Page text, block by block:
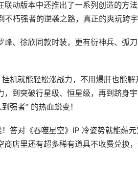
动版本中还推出了一系列创造的方
朽强者的逆袭之路，真正的爽玩跨宇
、徐欣同款时装，更有衍神兵、弧
机就能轻松涨战力，不用爆肝也能解
到突破行星级、恒星级，再到跻身
强者” 的热血蜕变！
答对《吞噬星空》IP 冷姿势就能薅
店里还有超多稀有道具不收费兑换